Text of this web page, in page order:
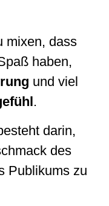
mixen, dass
haben,
und viel
.
darin,
des
Publikums zu